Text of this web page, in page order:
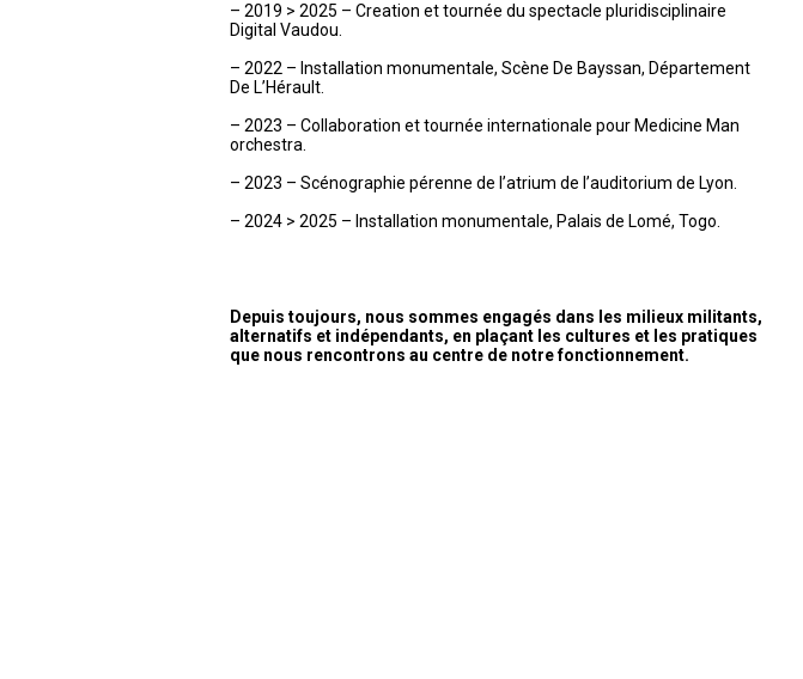
– 2019 > 2025 – Creation et tournée du spectacle pluridisciplinaire
Digital Vaudou.
– 2022 – Installation monumentale, Scène De Bayssan, Département
De L’Hérault.
– 2023 – Collaboration et tournée internationale pour Medicine Man
orchestra.
– 2023 – Scénographie pérenne de l’atrium de l’auditorium de Lyon.
– 2024 > 2025 – Installation monumentale, Palais de Lomé, Togo.
Depuis toujours, nous sommes engagés dans les milieux militants,
alternatifs et indépendants, en plaçant les cultures et les pratiques
que nous rencontrons au centre de notre fonctionnement.